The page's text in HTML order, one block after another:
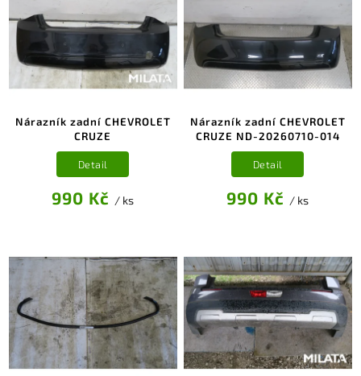
Nárazník zadní CHEVROLET
CRUZE
990 Kč / ks
Detail
Nárazník zadní CHEVROLET
CRUZE ND-20260710-014
990 Kč / ks
Detail